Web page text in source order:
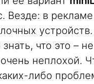
Везде: в
что это –
неплохой.
либо